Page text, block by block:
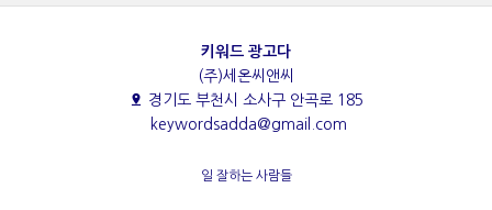
키워드 광고다
(주)세온씨앤씨
경기도 부천시 소사구 안곡로 185
keywordsadda@gmail.com
일 잘하는 사람들